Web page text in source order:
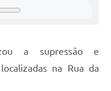
a supressão e
na Rua da